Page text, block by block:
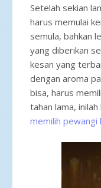
Setelah sekian
harus memulai
semula, bahkan
yang diberikan
kesan yang
dengan aroma
bisa, harus
tahan lama,
memilih pewangi